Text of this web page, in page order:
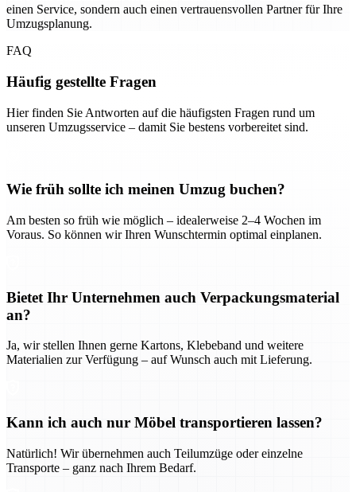
einen Service, sondern auch einen vertrauensvollen Partner für Ihre
Umzugsplanung.
FAQ
Häufig gestellte Fragen
Hier finden Sie Antworten auf die häufigsten Fragen rund um
unseren Umzugsservice – damit Sie bestens vorbereitet sind.
Wie früh sollte ich meinen Umzug buchen?
Am besten so früh wie möglich – idealerweise 2–4 Wochen im
Voraus. So können wir Ihren Wunschtermin optimal einplanen.
Bietet Ihr Unternehmen auch Verpackungsmaterial
an?
Ja, wir stellen Ihnen gerne Kartons, Klebeband und weitere
Materialien zur Verfügung – auf Wunsch auch mit Lieferung.
Kann ich auch nur Möbel transportieren lassen?
Natürlich! Wir übernehmen auch Teilumzüge oder einzelne
Transporte – ganz nach Ihrem Bedarf.